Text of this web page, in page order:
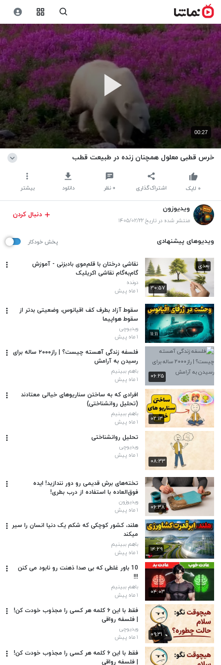
00:27
خرس قطبی معلول همچنان زنده در طبیعت قطب
اشتراک‌گذاری ۰ نظر دانلود بیشتر ۰ لایک
ویدیوزون
منتشر شده در تاریخ ۱۴۰۵/۰۲/۲۲
دنبال کردن
ویدیوهای پیشنهادی پخش خودکار
۳۰:۵۷
بعدی
نقاشی درختان با قلم‌موی بادبزنی - آموزش
گام‌به‌گام نقاشی اکریلیک
دونده
۱ ماه پیش
۱۱:۱۱
سقوط آزاد بطرف کف اقیانوس، وضعیتی بدتر از
سقوط هواپیما
ویدیوچی
۱ ماه پیش
۰۶:۲۵
فلسفه زندگی آهسته چیست؟ | راز۲۰۰۰ ساله برای
رسیدن به آرامش
باهم ببینیم
۱ ماه پیش
۰۲:۱۳
افرادی که به ساختن سناریوهای خیالی معتادند
(تحلیل روانشناختی)
باهم ببینیم
۱ ماه پیش
۰۸:۳۳
تحلیل روانشناختی
ویدیوچی
۱ ماه پیش
۰۶:۳۸
تخته‌های برش قدیمی رو دور نندازید! ایده
فوق‌العاده با استفاده از درب بطری!
ویدیوزون
۱ ماه پیش
۱۴:۲۹
هلند، کشور کوچکی که شکم یک دنیا انسان را سیر
میکند
باهم ببینیم
۱ ماه پیش
۰۴:۰۳
10 باور غلطی که بی صدا ذهنت رو نابود می کنن
!!!
باهم ببینیم
۱ ماه پیش
۰۹:۳۱
فقط با این ۶ کلمه هر کسی را مجذوب خودت کن!
| فلسفه رواقی
ویدیوچی
۱ ماه پیش
فقط با این ۶ کلمه هر کسی را مجذوب خودت کن!
| فلسفه رواقی